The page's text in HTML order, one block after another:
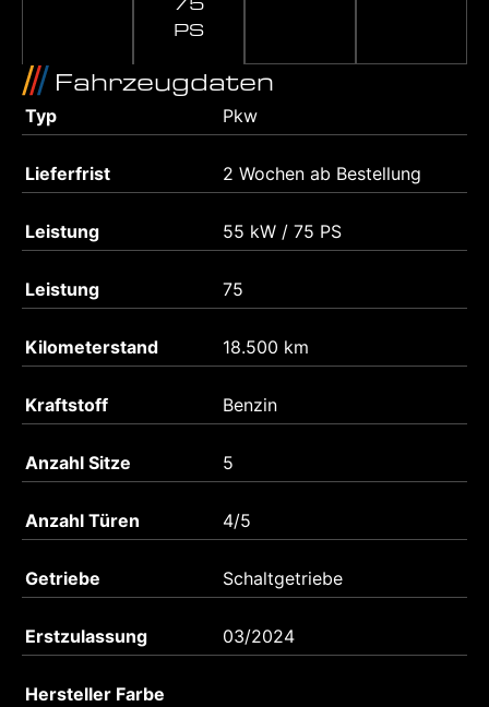
PS
Fahrzeugdaten
Typ Pkw
Lieferfrist 2 Wochen ab Bestellung
Leistung 55 kW / 75 PS
Leistung 75
Kilometerstand 18.500 km
Kraftstoff Benzin
Anzahl Sitze 5
Anzahl Türen 4/5
Getriebe Schaltgetriebe
Erstzulassung 03/2024
Hersteller Farbe